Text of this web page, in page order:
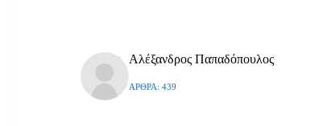
Αλέξανδρος Παπαδόπουλος
ΆΡΘΡΑ: 439